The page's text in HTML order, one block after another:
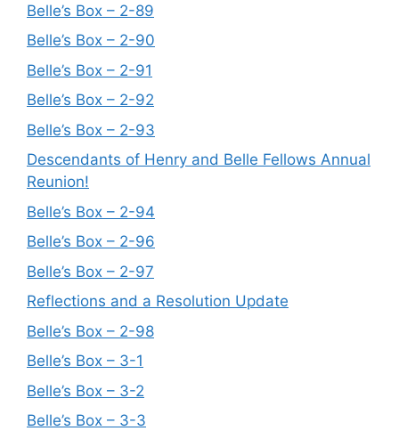
Belle’s Box – 2-89
Belle’s Box – 2-90
Belle’s Box – 2-91
Belle’s Box – 2-92
Belle’s Box – 2-93
Descendants of Henry and Belle Fellows Annual
Reunion!
Belle’s Box – 2-94
Belle’s Box – 2-96
Belle’s Box – 2-97
Reflections and a Resolution Update
Belle’s Box – 2-98
Belle’s Box – 3-1
Belle’s Box – 3-2
Belle’s Box – 3-3